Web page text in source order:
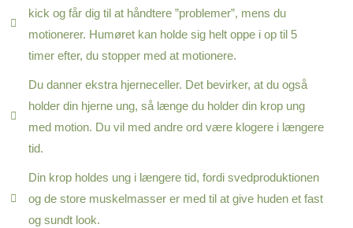
kick og får dig til at håndtere ”problemer”, mens du
motionerer. Humøret kan holde sig helt oppe i op til 5
timer efter, du stopper med at motionere.
Du danner ekstra hjerneceller. Det bevirker, at du også
holder din hjerne ung, så længe du holder din krop ung
med motion. Du vil med andre ord være klogere i længere
tid.
Din krop holdes ung i længere tid, fordi svedproduktionen
og de store muskelmasser er med til at give huden et fast
og sundt look.